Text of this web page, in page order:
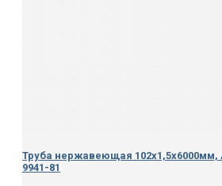
Труба нержавеющая 102х1,5х6000мм,
9941-81